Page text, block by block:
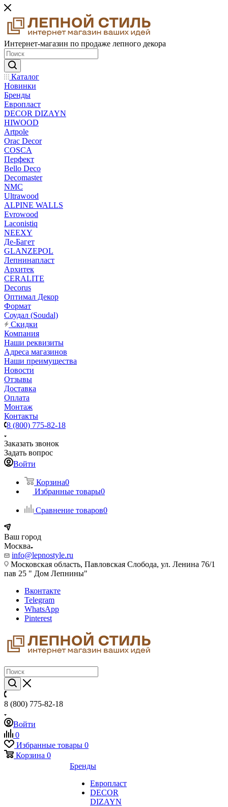
Интернет-магазин по продаже лепного декора
Каталог
Новинки
Бренды
Европласт
DECOR DIZAYN
HIWOOD
Artpole
Orac Decor
COSCA
Перфект
Bello Deco
Decomaster
NMС
Ultrawood
ALPINE WALLS
Evrowood
Laconistiq
NEEXY
Де-Багет
GLANZEPOL
Лепнинапласт
Архитек
CERALITE
Decorus
Оптимал Декор
Формат
Соудал (Soudal)
Скидки
Компания
Наши реквизиты
Адреса магазинов
Наши преимущества
Новости
Отзывы
Доставка
Оплата
Монтаж
Контакты
8 (800) 775-82-18
Заказать звонок
Задать вопрос
Войти
Корзина0
Избранные товары0
Сравнение товаров0
Ваш город
Москва
info@lepnostyle.ru
Московская область, Павловская Слобода, ул. Ленина 76/1
пав 25 " Дом Лепнины"
Вконтакте
Telegram
WhatsApp
Pinterest
8 (800) 775-82-18
Войти
0
Избранные товары 0
Корзина 0
Бренды
Европласт
DECOR
DIZAYN